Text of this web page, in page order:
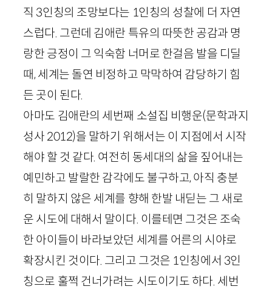
직 3인칭의 조망보다는 1인칭의 성찰에 더 자연
스럽다. 그런데 김애란 특유의 따뜻한 공감과 명
랑한 긍정이 그 익숙함 너머로 한걸음 발을 디딜
때, 세계는 돌연 비정하고 막막하여 감당하기 힘
든 곳이 된다.
아마도 김애란의 세번째 소설집 비행운(문학과지
성사 2012)을 말하기 위해서는 이 지점에서 시작
해야 할 것 같다. 여전히 동세대의 삶을 짚어내는
예민하고 발랄한 감각에도 불구하고, 아직 충분
히 말하지 않은 세계를 향해 한발 내딛는 그 새로
운 시도에 대해서 말이다. 이를테면 그것은 조숙
한 아이들이 바라보았던 세계를 어른의 시야로
확장시킨 것이다. 그리고 그것은 1인칭에서 3인
칭으로 훌쩍 건너가려는 시도이기도 하다. 세번